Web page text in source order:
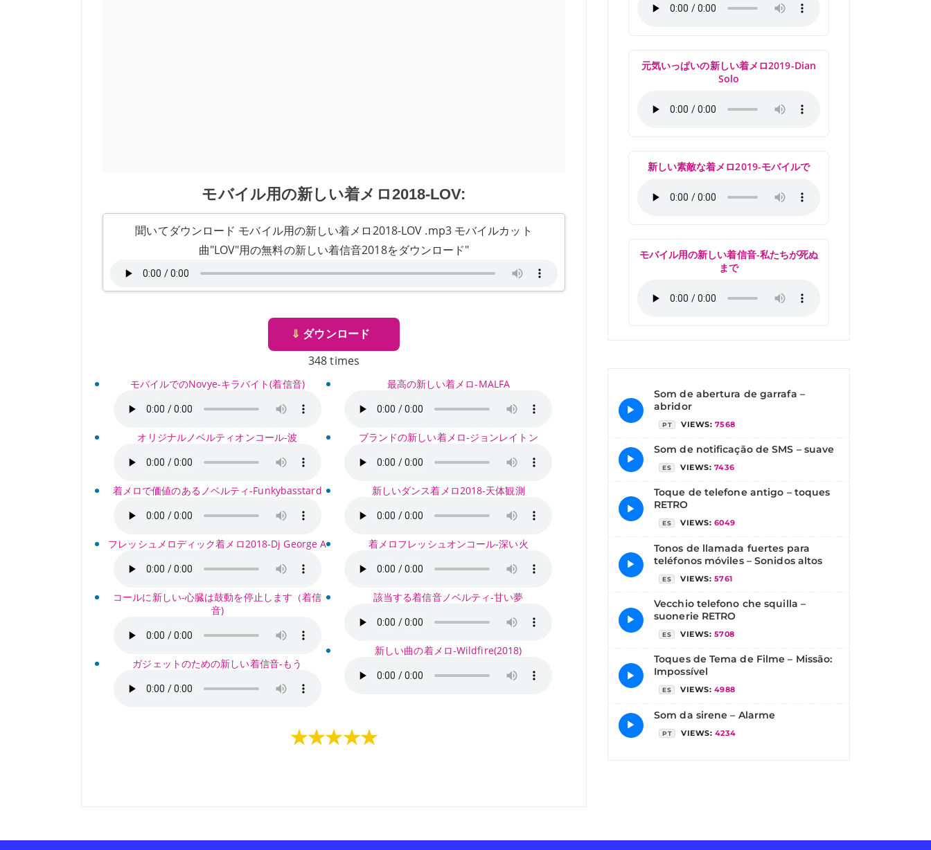
モバイル用の新しい着メロ2018-LOV:
聞いてダウンロード モバイル用の新しい着メロ2018-LOV .mp3 モバイルカット
曲"LOV"用の無料の新しい着信音2018をダウンロード"
⇓ ダウンロード
348 times
モバイルでのNovye-キラバイト(着信音)
オリジナルノベルティオンコール-波
着メロで価値のあるノベルティ-Funkybasstard
フレッシュメロディック着メロ2018-Dj George A
コールに新しい-心臓は鼓動を停止します（着信
音)
ガジェットのための新しい着信音-もう
最高の新しい着メロ-MALFA
ブランドの新しい着メロ-ジョンレイトン
新しいダンス着メロ2018-天体観測
着メロフレッシュオンコール-深い火
該当する着信音ノベルティ-甘い夢
新しい曲の着メロ-Wildfire(2018)
★★★★★
元気いっぱいの新しい着メロ2019-Dian
Solo
新しい素敵な着メロ2019-モバイルで
モバイル用の新しい着信音-私たちが死ぬ
まで
▶
Som de abertura de garrafa –
abridor
PT VIEWS: 7568
▶
Som de notificação de SMS – suave
ES VIEWS: 7436
▶
Toque de telefone antigo – toques
RETRO
ES VIEWS: 6049
▶
Tonos de llamada fuertes para
teléfonos móviles – Sonidos altos
ES VIEWS: 5761
▶
Vecchio telefono che squilla –
suonerie RETRO
ES VIEWS: 5708
▶
Toques de Tema de Filme – Missão:
Impossível
ES VIEWS: 4988
▶
Som da sirene – Alarme
PT VIEWS: 4234